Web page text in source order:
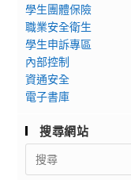
學生團體保險
職業安全衛生
學生申訴專區
內部控制
資通安全
電子書庫
搜尋網站
Search
for: